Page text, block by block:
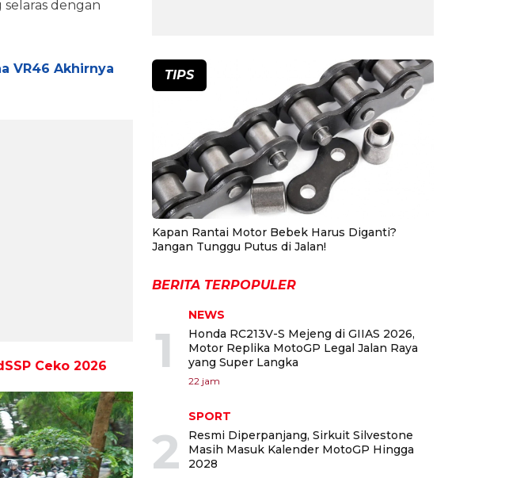
dengan
VR46 Akhirnya
Ceko 2026
TIPS
Kapan Rantai Motor Bebek Harus Diganti?
Jangan Tunggu Putus di Jalan!
BERITA TERPOPULER
1
NEWS
Honda RC213V-S Mejeng di GIIAS 2026,
Motor Replika MotoGP Legal Jalan Raya
yang Super Langka
22 jam
2
SPORT
Resmi Diperpanjang, Sirkuit Silvestone
Masih Masuk Kalender MotoGP Hingga
2028